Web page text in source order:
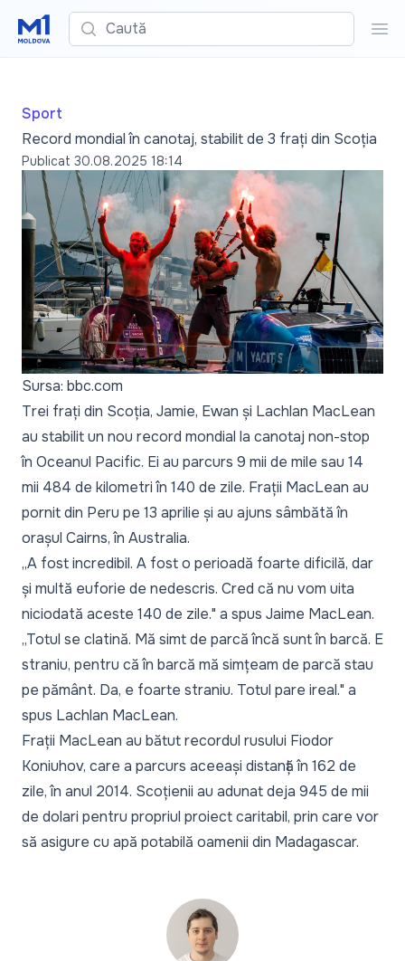
Caută
Sport
Record mondial în canotaj, stabilit de 3 frați din Scoția
Publicat 30.08.2025 18:14
Sursa: bbc.com
Trei frați din Scoția, Jamie, Ewan și Lachlan MacLean
au stabilit un nou record mondial la canotaj non-stop
în Oceanul Pacific. Ei au parcurs 9 mii de mile sau 14
mii 484 de kilometri în 140 de zile. Frații MacLean au
pornit din Peru pe 13 aprilie și au ajuns sâmbătă în
orașul Cairns, în Australia.
„A fost incredibil. A fost o perioadă foarte dificilă, dar
și multă euforie de nedescris. Cred că nu vom uita
niciodată aceste 140 de zile." a spus Jaime MacLean.
„Totul se clatină. Mă simt de parcă încă sunt în barcă. E
straniu, pentru că în barcă mă simțeam de parcă stau
pe pământ. Da, e foarte straniu. Totul pare ireal." a
spus Lachlan MacLean.
Frații MacLean au bătut recordul rusului Fiodor
Koniuhov, care a parcurs aceeași distanță în 162 de
zile, în anul 2014. Scoțienii au adunat deja 945 de mii
de dolari pentru propriul proiect caritabil, prin care vor
să asigure cu apă potabilă oamenii din Madagascar.